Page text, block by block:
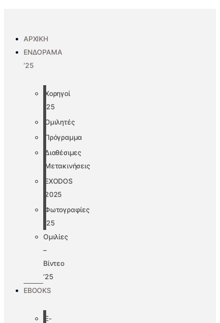
ΑΡΧΙΚΗ
ΕΝΔΟΡΑΜΑ
’25
Χορηγοί
’25
Ομιλητές
Πρόγραμμα
Διαθέσιμες
Μετακινήσεις
EXODOS
2025
Φωτογραφίες
’25
Ομιλίες
–
Βίντεο
’25
EBOOKS
E-